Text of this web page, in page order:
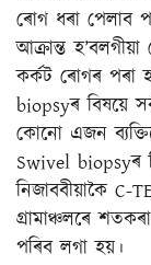
ৰোগ ধৰা পেলাব
আক্ৰান্ত
কৰ্কট ৰোগৰ পৰা
biopsyৰ বিষয়ে
কোনো এজন
Swivel biopsyৰ
নিজাববীয়াকৈ C-
গ্ৰামাঞ্চলৰে
পৰিব লগা হয়।